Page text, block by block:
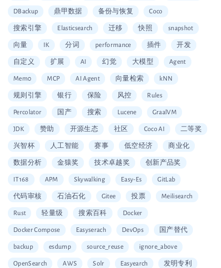
DBackup 鼎甲数据 备份与恢复 Coco
搜索引擎 Elasticsearch 迁移 快照 snapshot
向量 IK 分词 performance 插件 开发
自定义 扩展 AI 幻觉 大模型 Agent
Mem0 MCP AI Agent 向量检索 kNN
规则引擎 银行 保险 风控 Rules
Percolator 国产 搜索 Lucene GraalVM
JDK 赞助 开源生态 社区 Coco AI 二等奖
兴智杯 人工智能 赛事 低空经济 商业化
数据分析 金猿奖 技术卓越奖 创新产品奖
IT168 APM Skywalking Easy-Es GitLab
代码审核 石油石化 Gitee 投票 Meilisearch
Rust 轻量级 搜索百科 Docker
Docker Compose Easyserach DevOps 国产替代
backup esdump source_reuse ignore_above
OpenSearch AWS Solr Easyearch 发明专利